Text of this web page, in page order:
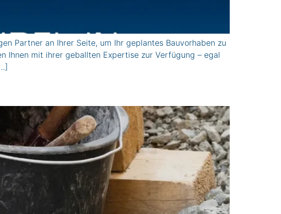
Partner an Ihrer Seite, um Ihr geplantes Bauvorhaben zu
Ihnen mit ihrer geballten Expertise zur Verfügung – egal